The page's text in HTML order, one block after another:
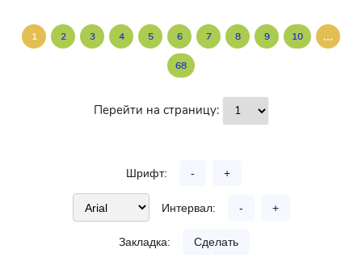
1 2 3 4 5 6 7 8 9 10 ...
68
Перейти на страницу:
Шрифт: - +
Интервал: - +
Закладка: Сделать